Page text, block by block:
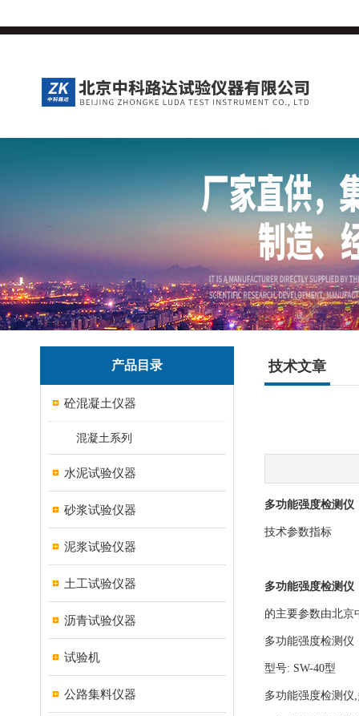
产品目录
砼混凝土仪器
混凝土系列
水泥试验仪器
砂浆试验仪器
泥浆试验仪器
土工试验仪器
沥青试验仪器
试验机
公路集料仪器
技术文章
多功能强度检测仪
技术参数指标
多功能强度检测仪
的主要参数由北京
多功能强度检测仪
型号: SW-40型
多功能强度检测仪